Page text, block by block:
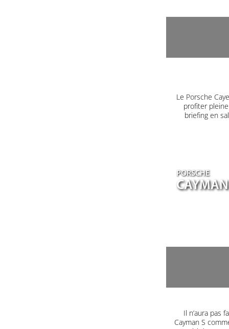
Le Porsche
profiter
briefing en
PORSCHE
Il n’aura pas
Cayman S